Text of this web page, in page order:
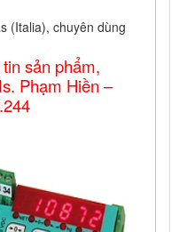
(Italia), chuyên dùng
sản phẩm,
Phạm Hiền –